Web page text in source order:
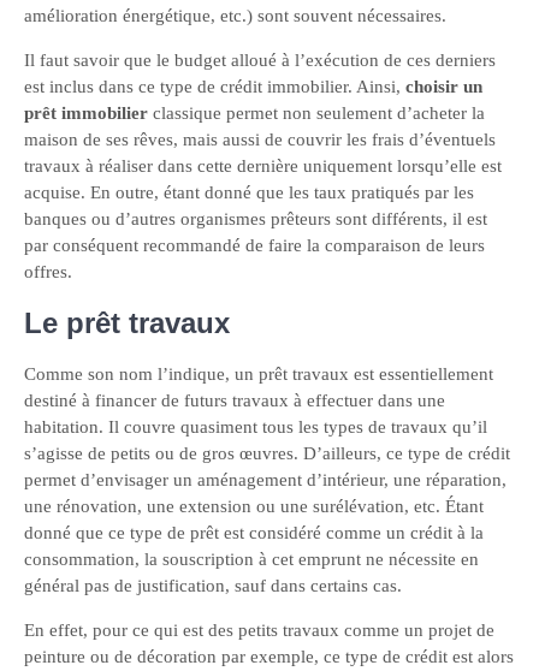
amélioration énergétique, etc.) sont souvent nécessaires.
Il faut savoir que le budget alloué à l’exécution de ces derniers
est inclus dans ce type de crédit immobilier. Ainsi, choisir un
prêt immobilier classique permet non seulement d’acheter la
maison de ses rêves, mais aussi de couvrir les frais d’éventuels
travaux à réaliser dans cette dernière uniquement lorsqu’elle est
acquise. En outre, étant donné que les taux pratiqués par les
banques ou d’autres organismes prêteurs sont différents, il est
par conséquent recommandé de faire la comparaison de leurs
offres.
Le prêt travaux
Comme son nom l’indique, un prêt travaux est essentiellement
destiné à financer de futurs travaux à effectuer dans une
habitation. Il couvre quasiment tous les types de travaux qu’il
s’agisse de petits ou de gros œuvres. D’ailleurs, ce type de crédit
permet d’envisager un aménagement d’intérieur, une réparation,
une rénovation, une extension ou une surélévation, etc. Étant
donné que ce type de prêt est considéré comme un crédit à la
consommation, la souscription à cet emprunt ne nécessite en
général pas de justification, sauf dans certains cas.
En effet, pour ce qui est des petits travaux comme un projet de
peinture ou de décoration par exemple, ce type de crédit est alors